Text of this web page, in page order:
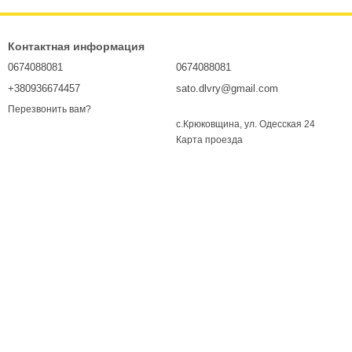
Контактная информация
0674088081
+380936674457
Перезвонить вам?
0674088081
sato.dlvry@gmail.com
с.Крюковщина, ул. Одесская 24
Карта проезда